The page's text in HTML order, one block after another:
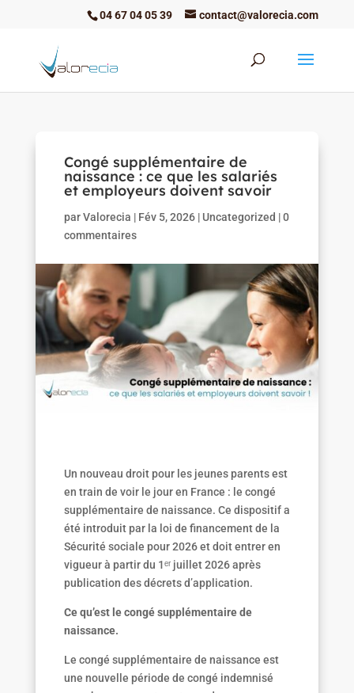
04 67 04 05 39 contact@valorecia.com
Congé supplémentaire de
naissance : ce que les salariés
et employeurs doivent savoir
parValorecia | Fév 5, 2026| Uncategorized |0
commentaires
Un nouveau droit pour les jeunes parents est
en train de voir le jour en France : le congé
supplémentaire de naissance. Ce dispositif a
été introduit par la loi de financement de la
Sécurité sociale pour 2026 et doit entrer en
vigueur à partir du 1ᵉʳ juillet 2026 après
publication des décrets d’application.
Ce qu’est le congé supplémentaire de
naissance.
Le congé supplémentaire de naissance est
une nouvelle période de congé indemnisé